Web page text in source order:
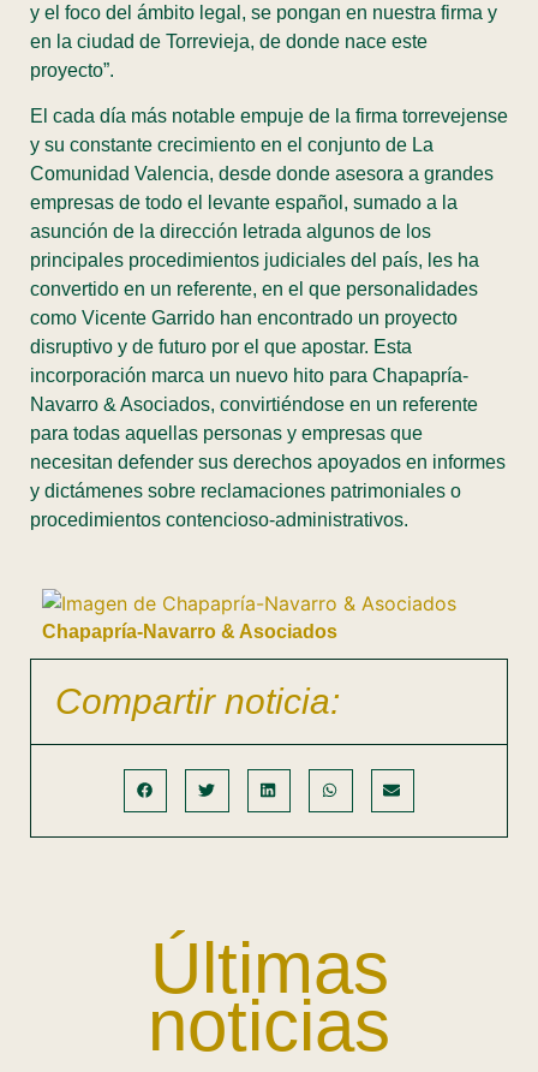
y el foco del ámbito legal, se pongan en nuestra firma y
en la ciudad de Torrevieja, de donde nace este
proyecto”.
El cada día más notable empuje de la firma torrevejense
y su constante crecimiento en el conjunto de La
Comunidad Valencia, desde donde asesora a grandes
empresas de todo el levante español, sumado a la
asunción de la dirección letrada algunos de los
principales procedimientos judiciales del país, les ha
convertido en un referente, en el que personalidades
como Vicente Garrido han encontrado un proyecto
disruptivo y de futuro por el que apostar. Esta
incorporación marca un nuevo hito para Chapapría-
Navarro & Asociados, convirtiéndose en un referente
para todas aquellas personas y empresas que
necesitan defender sus derechos apoyados en informes
y dictámenes sobre reclamaciones patrimoniales o
procedimientos contencioso-administrativos.
Chapapría-Navarro & Asociados
Compartir noticia:
Últimas
noticias